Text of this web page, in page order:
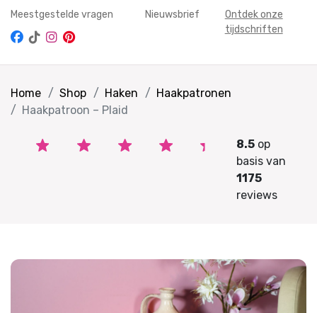
Meestgestelde vragen Nieuwsbrief
Ontdek onze
tijdschriften
Home Shop Haken
Haakpatronen
Haakpatroon – Plaid
8.5op
basis van
1175
reviews